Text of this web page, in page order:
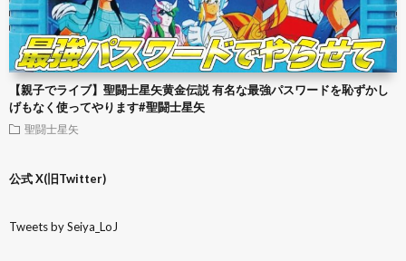
【親子でライブ】聖闘士星矢黄金伝説 有名な最強パスワードを恥ずかし
げもなく使ってやります#聖闘士星矢
聖闘士星矢
公式 X(旧Twitter)
Tweets by Seiya_LoJ